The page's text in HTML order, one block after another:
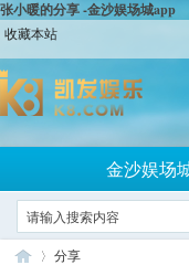
张小暖的分享 -金沙娱场城app
收藏本站
金沙娱场
分享